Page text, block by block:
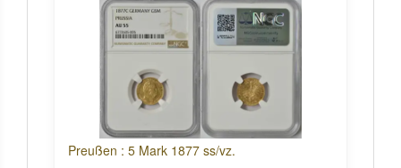
Preußen : 5 Mark 1877 ss/vz.